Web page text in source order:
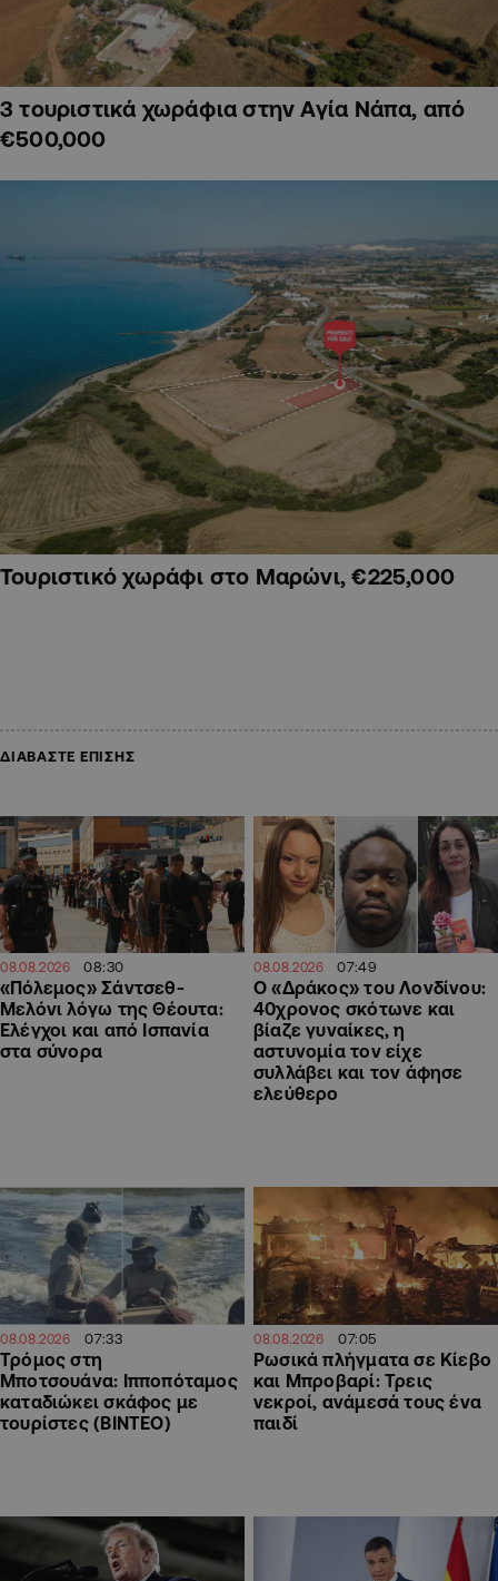
3 τουριστικά χωράφια στην Αγία Νάπα, από
€500,000
Τουριστικό χωράφι στο Μαρώνι, €225,000
ΔΙΑΒΑΣΤΕ ΕΠΙΣΗΣ
08.08.2026 08:30
«Πόλεμος» Σάντσεθ-
Μελόνι λόγω της Θέουτα:
Ελέγχοι και από Ισπανία
στα σύνορα
08.08.2026 07:49
Ο «Δράκος» του Λονδίνου:
40χρονος σκότωνε και
βίαζε γυναίκες, η
αστυνομία τον είχε
συλλάβει και τον άφησε
ελεύθερο
08.08.2026 07:33
Τρόμος στη
Μποτσουάνα: Ιπποπόταμος
καταδιώκει σκάφος με
τουρίστες (ΒΙΝΤΕΟ)
08.08.2026 07:05
Ρωσικά πλήγματα σε Κίεβο
και Μπροβαρί: Τρεις
νεκροί, ανάμεσά τους ένα
παιδί